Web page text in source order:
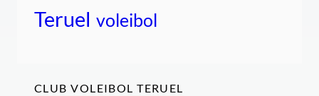
Teruel voleibol
CLUB VOLEIBOL TERUEL